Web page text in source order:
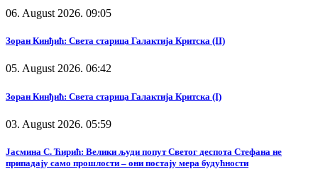
06. August 2026. 09:05
Зоран Кинђић: Света старица Галактија Критска (II)
05. August 2026. 06:42
Зоран Кинђић: Света старица Галактија Критска (I)
03. August 2026. 05:59
Јасмина С. Ћирић: Велики људи попут Светог деспота Стефана не
припадају само прошлости – они постају мера будућности